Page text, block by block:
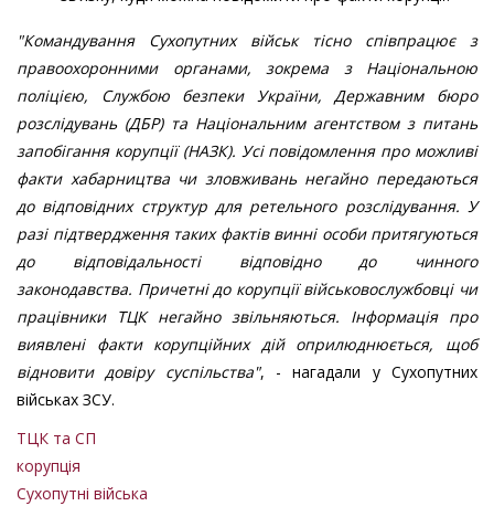
"Командування Сухопутних військ тісно співпрацює з
правоохоронними органами, зокрема з Національною
поліцією, Службою безпеки України, Державним бюро
розслідувань (ДБР) та Національним агентством з питань
запобігання корупції (НАЗК). Усі повідомлення про можливі
факти хабарництва чи зловживань негайно передаються
до відповідних структур для ретельного розслідування. У
разі підтвердження таких фактів винні особи притягуються
до відповідальності відповідно до чинного
законодавства. Причетні до корупції військовослужбовці чи
працівники ТЦК негайно звільняються. Інформація про
виявлені факти корупційних дій оприлюднюється, щоб
відновити довіру суспільства", - нагадали у Сухопутних
військах ЗСУ.
ТЦК та СП
корупція
Сухопутні війська